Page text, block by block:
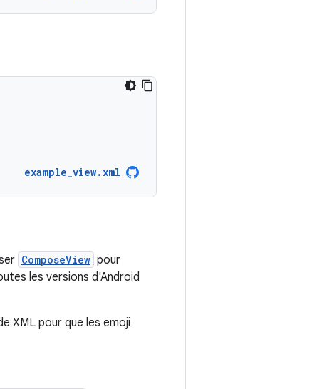
example_view.xml
ComposeView pour
les versions d'Android
XML pour que les emoji